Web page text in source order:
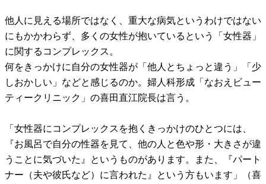
他人に見える場所ではなく、重大な病気というわけではない
にもかかわらず、多くの女性が抱いているという「女性器」
に関するコンプレックス。
何をきっかけに自分の女性器が「他人とちょっと違う」「少
しおかしい」などと感じるのか。婦人科形成「なおえビュー
ティークリニック」の喜田直江院長は言う。
「女性器にコンプレックスを抱くきっかけのひとつには、
『お風呂で自分の性器を見て、他の人と色や形・大きさが違
うことに気づいた』というものがあります。また、『パート
ナー（夫や彼氏など）に言われた』という方もいます」（喜